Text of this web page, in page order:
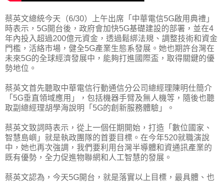
蔡英文總統今天（6/30）上午出席「中華電信5G啟用典禮」
時表示，5G開台後，政府會加快5G基礎建設的部署，並在4
年內投入超過200億元資金，透過鬆綁法規、調整技術和資金
門檻，活絡市場，健全5G產業生態系發展。她也期許台灣在
未來5G的全球經濟發展中，能夠打進國際盃，取得關鍵的優
勢地位。
蔡英文首先聽取中華電信行動通信分公司總經理陳明仕簡介
「5G垂直領域應用」，包括機器手臂及無人機等，隨後也聽
取副總經理胡學海說明「5G的創新服務體驗」。
蔡英文致詞時表示，從上一個任期開始，打造「數位國家、
智慧島嶼」就是執政團隊的首要目標。在今年520就職演說
中，她也再次強調，我們要利用台灣半導體和資通訊產業的
既有優勢，全力促進物聯網和人工智慧的發展。
蔡英文認為，今天5G開台，就是落實以上目標，最具體、也